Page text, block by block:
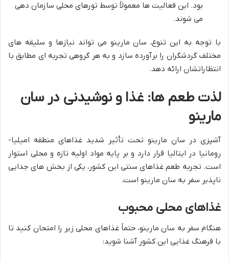
بود. این فعالیت ها معمولاً توسط تورهای محلی سازمان دهی
می شوند.
با توجه به این تنوع، سان مارینو می تواند نیازها و سلیقه های
مختلف گردشگران را برآورده سازد و به هر گروهی تجربه ای مطابق با
انتظاراتشان ارائه دهد.
لذت طعم ها: غذا و نوشیدنی در سان
مارینو
آشپزی در سان مارینو تحت تأثیر شدید غذاهای منطقه امیلیا-
رومانیا در ایتالیا قرار دارد و بر پایه مواد اولیه تازه و محلی استوار
است. تجربه طعم غذاهای سنتی این کشور، یکی از بخش های جدایی
ناپذیر سفر به سان مارینو است.
غذاهای محلی محبوب
هنگام سفر به سان مارینو، حتماً غذاهای محلی زیر را امتحان کنید تا
با فرهنگ غذایی این کشور آشنا شوید: